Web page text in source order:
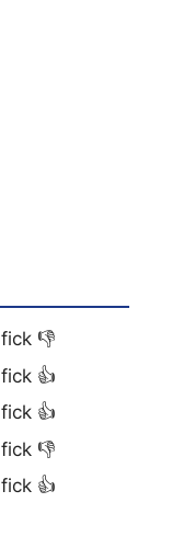
fick 👎
fick 👍
fick 👍
fick 👎
fick 👍